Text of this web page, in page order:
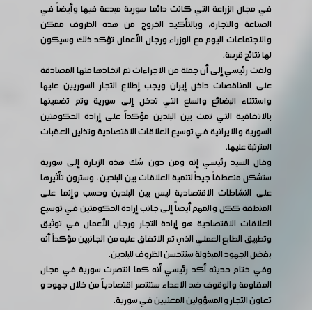
في مجال الزراعة التي كانت دائما سورية مبدعة فيها وأيضاً في
الصناعة والتجارة، وبالتأكيد الخروج من هذه الظروف ممكن
والاجتماعات اليوم مع الوزراء ورجال الأعمال تؤكد ذلك وسيكون
لها نتائج قريبة.
ولفت رئيسي إلى أن جملة من الاجراءات تم اتخاذها منها المصادقة
على المناقصات داخل إيران ويجب إطلاع التجار السوريين عليها
واستثناء البضائع والسلع التي تدخل إلى سورية وتم تضمينها
بالاتفاقية التي تمت بين البلدين مؤكداً على إرادة الحكومتين
السورية والايرانية في توسيع العلاقات الاقتصادية وتذليل العقبات
المترتبة عليها.
وقال السيد رئيسي إنه ومن دون شك هذه الزيارة إلى سورية
ستشكل منعطفاً جيداً لتنمية العلاقات بين البلدين ، وسترون تأثيرها
على النشاطات الاقتصادية ليس بين البلدين وحسب وإنما على
المنطقة ككل والمهم أيضاً إلى جانب إرادة الحكومتين في توسيع
العلاقات الاقتصادية هو إرادة التجار ورجال الأعمال في توثيق
وتطبيق الطابع العملي الذي تم الاتفاق عليه من الجانبين مؤكداً أنه
بفضل الجهود المبذولة ستتحسن الظروف للبلدين.
وفي ختام حديثه أكد رئيسي أنه كما انتصرت سورية في مجال
المقاومة والوقوف ضد الاعداء ستنتصر اقتصادياً من خلال جهود و
تعاون التجار والمسؤولين المعنيين في سورية.